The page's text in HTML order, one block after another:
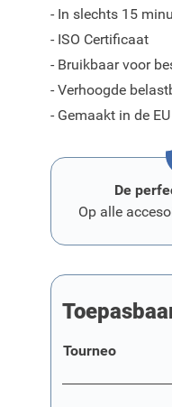
- In slechts 15
- ISO Certificaat
- Bruikbaar voor
- Verhoogde
- Gemaakt in de EU
De
Op alle
Tourneo